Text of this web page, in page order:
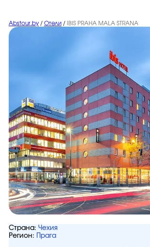
Abstour.by / Отели / IBIS PRAHA MALA STRANA
Страна: Чехия
Регион:
Прага